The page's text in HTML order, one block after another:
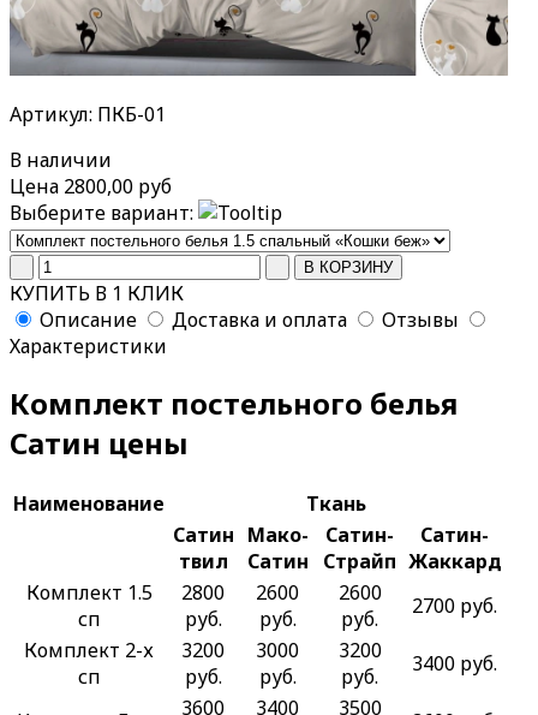
Артикул: ПКБ-01
В наличии
Цена 2800,00 руб
Выберите вариант:
КУПИТЬ В 1 КЛИК
Описание
Доставка и оплата
Отзывы
Характеристики
Комплект постельного белья
Сатин цены
Наименование
Ткань
Сатин
твил
Мако-
Сатин
Сатин-
Страйп
Сатин-
Жаккард
Комплект 1.5
сп
2800
руб.
2600
руб.
2600
руб.
2700 руб.
Комплект 2-х
сп
3200
руб.
3000
руб.
3200
руб.
3400 руб.
3600 3400 3500